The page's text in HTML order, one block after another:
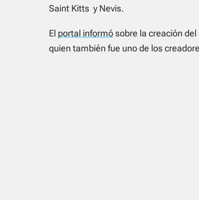
Saint Kitts y Nevis.
El portal informósobre la creación del
quien también fue uno de los